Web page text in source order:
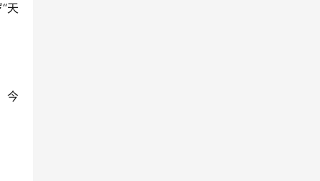
天
今